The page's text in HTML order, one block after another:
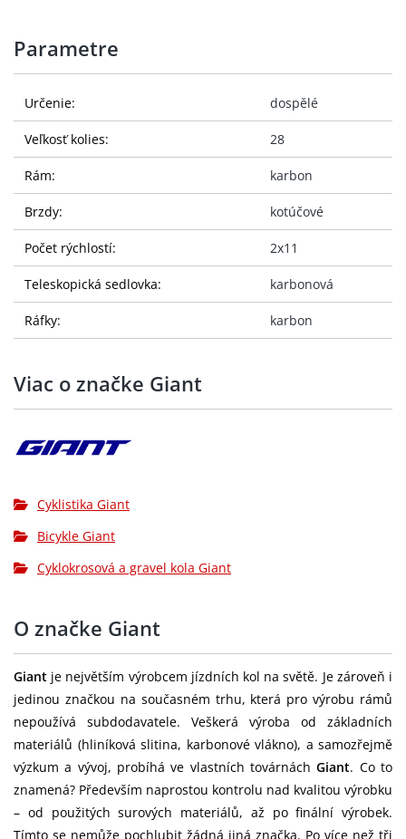
Parametre
Určenie: dospělé
Veľkosť kolies: 28
Rám: karbon
Brzdy: kotúčové
Počet rýchlostí: 2x11
Teleskopická sedlovka: karbonová
Ráfky: karbon
Viac o značke Giant
Cyklistika Giant
Bicykle Giant
Cyklokrosová a gravel kola Giant
O značke Giant
Giant je největším výrobcem jízdních kol na světě. Je zároveň i
jedinou značkou na současném trhu, která pro výrobu rámů
nepoužívá subdodavatele. Veškerá výroba od základních
materiálů (hliníková slitina, karbonové vlákno), a samozřejmě
výzkum a vývoj, probíhá ve vlastních továrnáchGiant. Co to
znamená? Především naprostou kontrolu nad kvalitou výrobku
– od použitých surových materiálů, až po finální výrobek.
Tímto se nemůže pochlubit žádná jiná značka. Po více než tři